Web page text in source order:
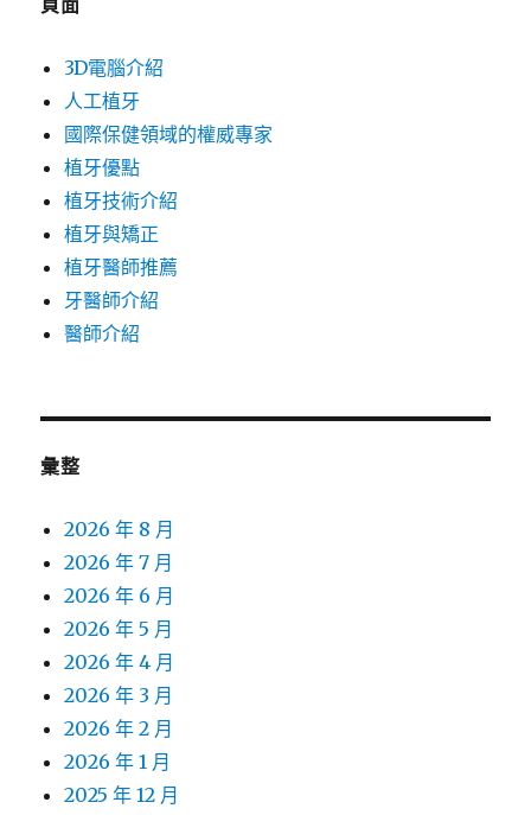
頁面
3D電腦介紹
人工植牙
國際保健領域的權威專家
植牙優點
植牙技術介紹
植牙與矯正
植牙醫師推薦
牙醫師介紹
醫師介紹
彙整
2026 年 8 月
2026 年 7 月
2026 年 6 月
2026 年 5 月
2026 年 4 月
2026 年 3 月
2026 年 2 月
2026 年 1 月
2025 年 12 月